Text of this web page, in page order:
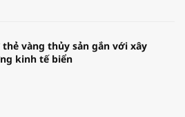
thẻ vàng thủy sản gắn với xây
kinh tế biển